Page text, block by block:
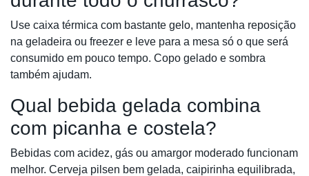
Use caixa térmica com bastante gelo, mantenha reposição
na geladeira ou freezer e leve para a mesa só o que será
consumido em pouco tempo. Copo gelado e sombra
também ajudam.
Qual bebida gelada combina
com picanha e costela?
Bebidas com acidez, gás ou amargor moderado funcionam
melhor. Cerveja pilsen bem gelada, caipirinha equilibrada,